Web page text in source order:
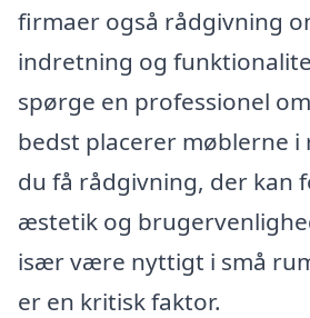
firmaer også rådgivning
indretning og
spørge en professionel
bedst placerer møblerne i
du få rådgivning, der kan
æstetik og
især være nyttigt i små
er en kritisk faktor.